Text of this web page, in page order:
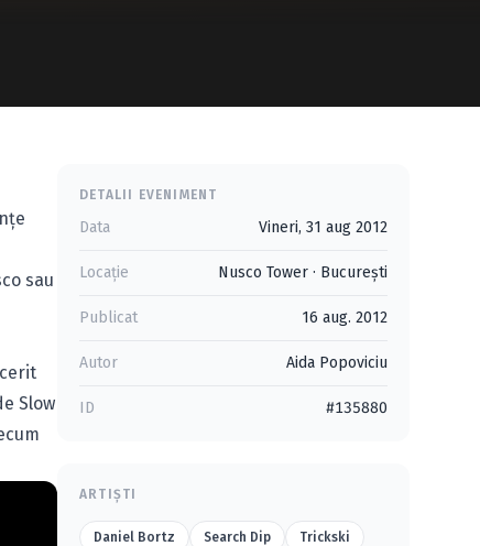
sau
Slow
DETALII EVENIMENT
Data Vineri, 31 aug 2012
Locație Nusco Tower · Bucureşti
Publicat 16 aug. 2012
Autor Aida Popoviciu
ID #135880
ARTIȘTI
Daniel Bortz Search Dip Trickski